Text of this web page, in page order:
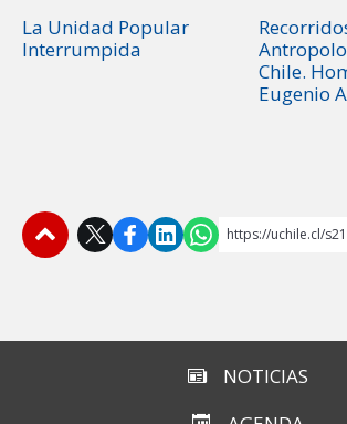
La Unidad Popular
Interrumpida
Chile.
Eugenio
https://uchile.cl/
NOTICIAS